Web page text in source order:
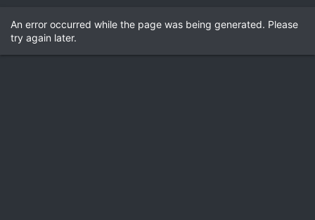
An error occurred while the page was being generated. Please
try again later.